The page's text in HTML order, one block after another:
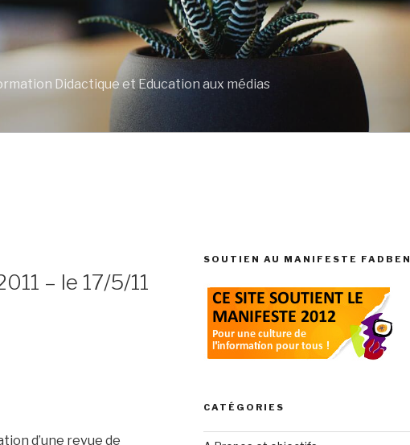
Didactique et Education aux médias
– le 17/5/11
d’une revue de
SOUTIEN AU MANIFESTE FADBEN
CATÉGORIES